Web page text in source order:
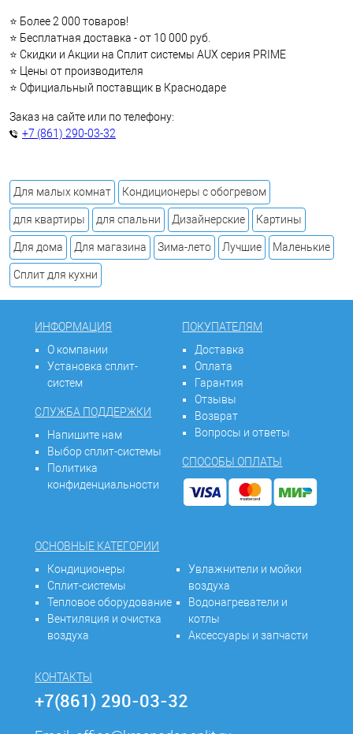
⭐ Более 2 000 товаров!
⭐ Бесплатная доставка - от 10 000 руб.
⭐ Скидки и Акции на Сплит системы AUX серия PRIME
⭐ Цены от производителя
⭐ Официальный поставщик в Краснодаре
Заказ на сайте или по телефону:
+7 (861) 290-03-32
Для малых комнат Кондиционеры с обогревом
для квартиры для спальни Дизайнерские Картины
Для дома Для магазина Зима-лето Лучшие Маленькие
Сплит для кухни
ИНФОРМАЦИЯ
О компании
Установка сплит-
систем
СЛУЖБА ПОДДЕРЖКИ
Напишите нам
Выбор сплит-системы
Политика
конфиденциальности
ПОКУПАТЕЛЯМ
Доставка
Оплата
Гарантия
Отзывы
Возврат
Вопросы и ответы
СПОСОБЫ ОПЛАТЫ
ОСНОВНЫЕ КАТЕГОРИИ
Кондиционеры
Сплит-системы
Тепловое оборудование
Вентиляция и очистка
воздуха
Увлажнители и мойки
воздуха
Водонагреватели и
котлы
Аксессуары и запчасти
КОНТАКТЫ
+7(861) 290-03-32